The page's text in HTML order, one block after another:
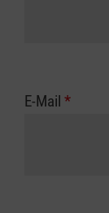
E-Mail *